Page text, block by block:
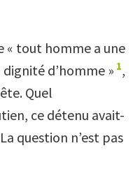
« tout homme a une
d’homme » 1,
Quel
ce détenu avait-
question n’est pas